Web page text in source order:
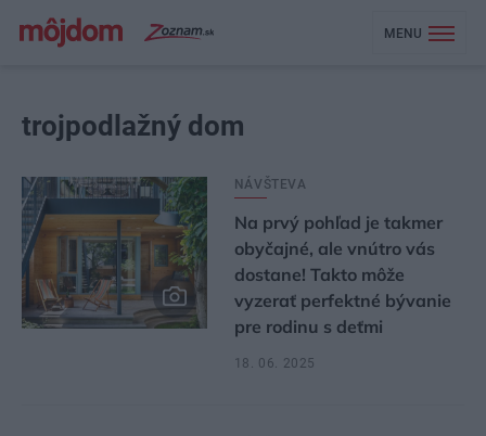
MENU
trojpodlažný dom
NÁVŠTEVA
Na prvý pohľad je takmer
obyčajné, ale vnútro vás
dostane! Takto môže
vyzerať perfektné bývanie
pre rodinu s deťmi
18. 06. 2025